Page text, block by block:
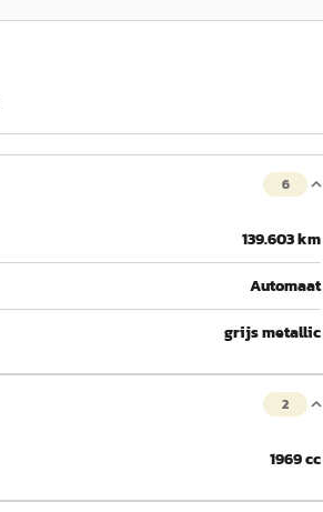
6
139.603 km
Automaat
grijs metallic
2
1969 cc